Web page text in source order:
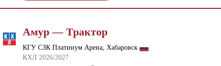
Амур — Трактор
КГУ СЗК Платинум Арена, Хабаровск
КХЛ 2026/2027